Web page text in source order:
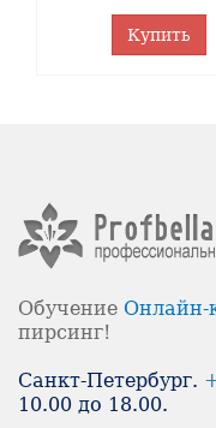
Купить
Обучение Онлайн-
пирсинг!
Санкт-Петербург.
10.00 до 18.00.